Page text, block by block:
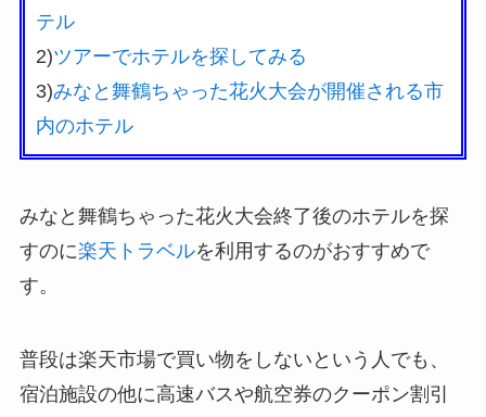
テル
2)ツアーでホテルを探してみる
3)みなと舞鶴ちゃった花火大会が開催される市
内のホテル
みなと舞鶴ちゃった花火大会終了後のホテルを探
すのに楽天トラベルを利用するのがおすすめで
す。
普段は楽天市場で買い物をしないという人でも、
宿泊施設の他に高速バスや航空券のクーポン割引